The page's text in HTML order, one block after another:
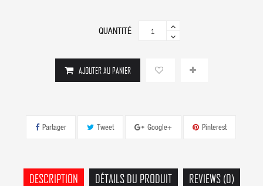
QUANTITÉ
AJOUTER AU PANIER
Partager Tweet Google+ Pinterest
DESCRIPTION DÉTAILS DU PRODUIT REVIEWS (0)